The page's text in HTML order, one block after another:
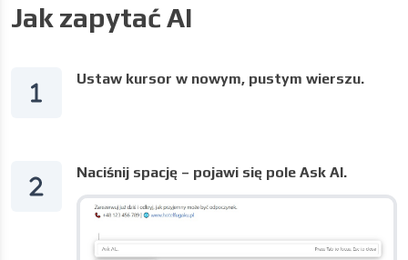
Jak zapytać AI
Ustaw kursor w nowym, pustym wierszu.
Naciśnij spację – pojawi się pole Ask AI.